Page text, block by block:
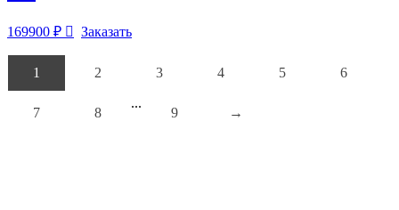
169900 ₽ Заказать
1 2 3 4 5 6
7 8
...
9 →